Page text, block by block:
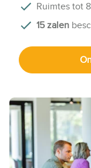
Ruimtes tot
15 zalen